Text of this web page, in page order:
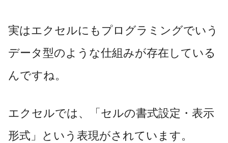
実はエクセルにもプログラミングでいう
データ型のような仕組みが存在している
んですね。
エクセルでは、「セルの書式設定・表示
形式」という表現がされています。